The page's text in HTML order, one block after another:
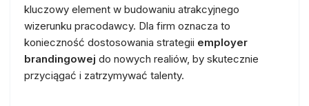
kluczowy element w budowaniu atrakcyjnego
wizerunku pracodawcy. Dla firm oznacza to
konieczność dostosowania strategii employer
brandingowej do nowych realiów, by skutecznie
przyciągać i zatrzymywać talenty.